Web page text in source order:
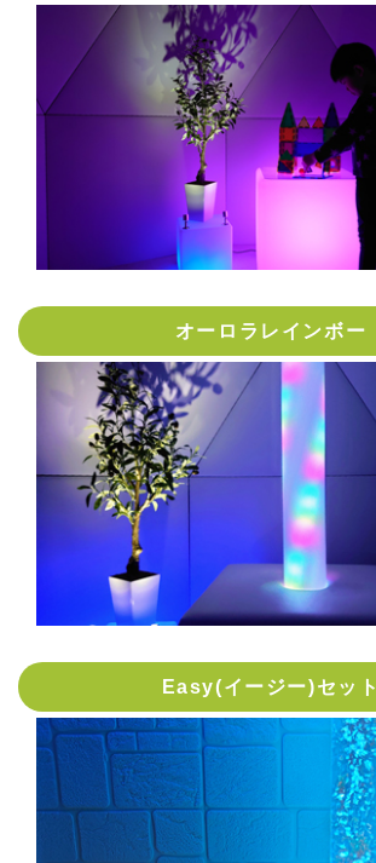
オーロラレインボー
Easy(イージー)セット